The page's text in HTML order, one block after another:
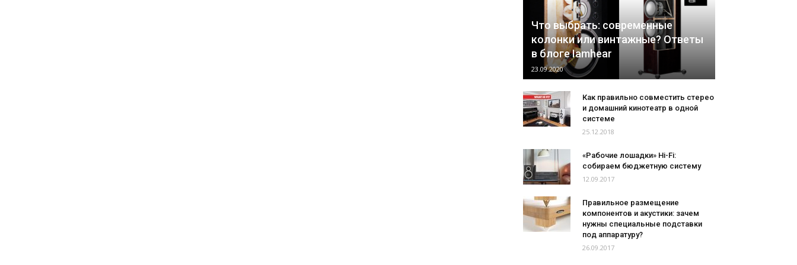
Что выбрать: современные
колонки или винтажные? Ответы
в блоге Iamhear
23.09.2020
Как правильно совместить стерео
и домашний кинотеатр в одной
системе
25.12.2018
«Рабочие лошадки» Hi-Fi:
собираем бюджетную систему
12.09.2017
Правильное размещение
компонентов и акустики: зачем
нужны специальные подставки
под аппаратуру?
26.09.2017